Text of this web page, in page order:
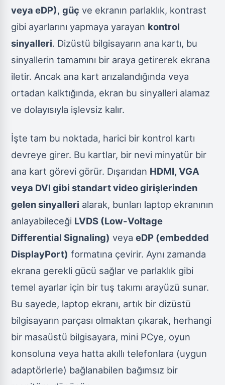
veya eDP),güç ve ekranın parlaklık, kontrast
gibi ayarlarını yapmaya yarayan kontrol
sinyalleri. Dizüstü bilgisayarın ana kartı, bu
sinyallerin tamamını bir araya getirerek ekrana
iletir. Ancak ana kart arızalandığında veya
ortadan kalktığında, ekran bu sinyalleri alamaz
ve dolayısıyla işlevsiz kalır.
İşte tam bu noktada, harici bir kontrol kartı
devreye girer. Bu kartlar, bir nevi minyatür bir
ana kart görevi görür. Dışarıdan HDMI, VGA
veya DVI gibi standart video girişlerinden
gelen sinyalleri alarak, bunları laptop ekranının
anlayabileceği LVDS (Low-Voltage
Differential Signaling) veyaeDP (embedded
DisplayPort) formatına çevirir. Aynı zamanda
ekrana gerekli gücü sağlar ve parlaklık gibi
temel ayarlar için bir tuş takımı arayüzü sunar.
Bu sayede, laptop ekranı, artık bir dizüstü
bilgisayarın parçası olmaktan çıkarak, herhangi
bir masaüstü bilgisayara, mini PCye, oyun
konsoluna veya hatta akıllı telefonlara (uygun
adaptörlerle) bağlanabilen bağımsız bir